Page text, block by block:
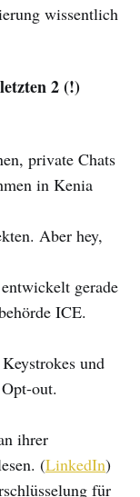
wissentlich
2 (!)
private Chats
in Kenia
Aber hey,
gerade
ICE.
und
out.
ihrer
(LinkedIn)
für